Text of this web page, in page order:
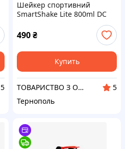
5
Шейкер спортивний
SmartShake Lite 800ml DC
490₴
Купить
ТОВАРИСТВО З ОБМЕЖЕНОЮ ВІДПОВІДАЛЬНІСТЮ "АКОРД-УКРАЇНА"
5
Тернополь